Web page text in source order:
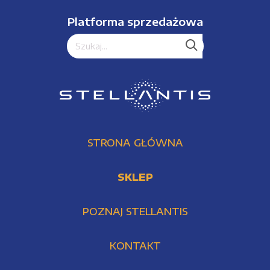
Platforma sprzedażowa
STRONA GŁÓWNA
SKLEP
POZNAJ STELLANTIS
KONTAKT